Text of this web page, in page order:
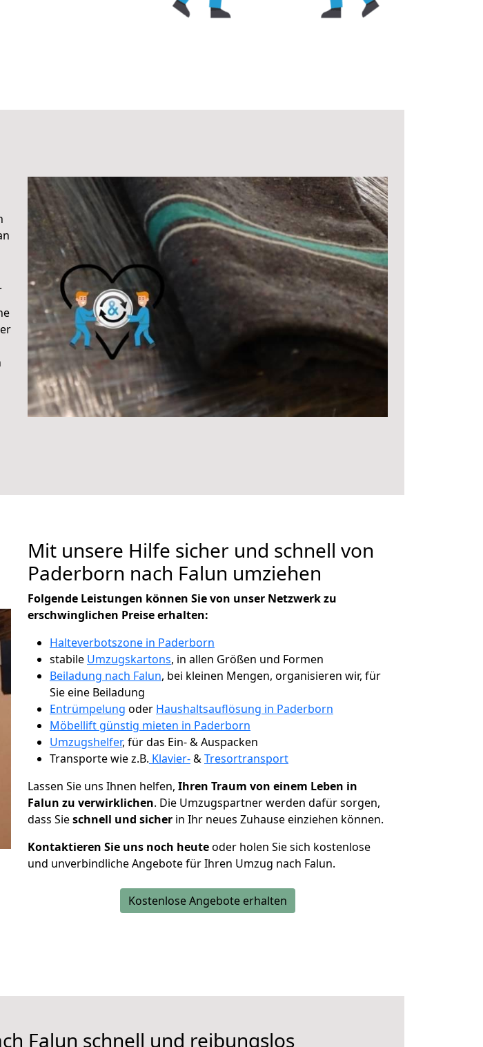
Mit unsere Hilfe sicher und schnell von
Paderborn nach Falun umziehen
Folgende Leistungen können Sie von unser Netzwerk zu
erschwinglichen Preise erhalten:
Halteverbotszone in Paderborn
stabile Umzugskartons, in allen Größen und Formen
Beiladung nach Falun, bei kleinen Mengen, organisieren wir, für
Sie eine Beiladung
Entrümpelung oder Haushaltsauflösung in Paderborn
Möbellift günstig mieten in Paderborn
Umzugshelfer, für das Ein- & Auspacken
Transporte wie z.B. Klavier-&Tresortransport
Lassen Sie uns Ihnen helfen, Ihren Traum von einem Leben in
Falun zu verwirklichen. Die Umzugspartner werden dafür sorgen,
dass Sieschnell und sicher in Ihr neues Zuhause einziehen können.
Kontaktieren Sie uns noch heuteoder holen Sie sich kostenlose
und unverbindliche Angebote für Ihren Umzug nach Falun.
Kostenlose Angebote erhalten
Falun schnell und reibungslos